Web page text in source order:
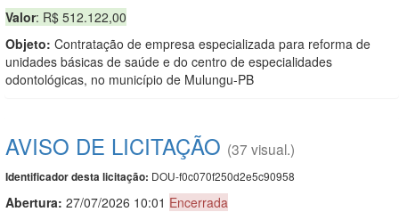
Valor: R$ 512.122,00
Objeto: Contratação de empresa especializada para reforma de
unidades básicas de saúde e do centro de especialidades
odontológicas, no município de Mulungu-PB
AVISO DE LICITAÇÃO (37 visual.)
Identificador desta licitação: DOU-f0c070f250d2e5c90958
Abertura: 27/07/2026 10:01 Encerrada